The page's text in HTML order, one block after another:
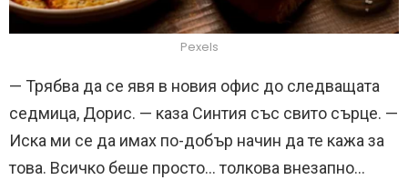
Pexels
— Трябва да се явя в новия офис до следващата
седмица, Дорис. — каза Синтия със свито сърце. —
Иска ми се да имах по-добър начин да те кажа за
това. Всичко беше просто… толкова внезапно…